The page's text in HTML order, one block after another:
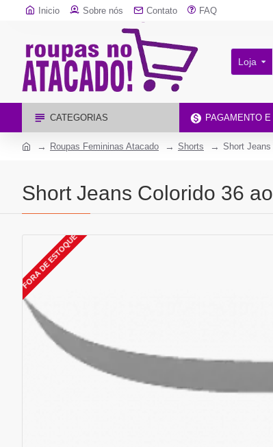
Inicio Sobre nós Contato FAQ
Loja
CATEGORIAS PAGAMENTO
Roupas Femininas Atacado Shorts Short Jeans
Short Jeans Colorido 36
FORA DE ESTOQUE